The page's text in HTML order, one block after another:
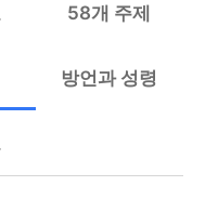
58개 주제
방언과 성령